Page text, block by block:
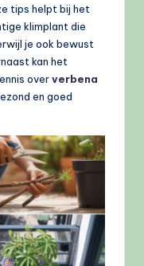
tips helpt bij het
klimplant die
je ook bewust
kan het
oververbena
en goed